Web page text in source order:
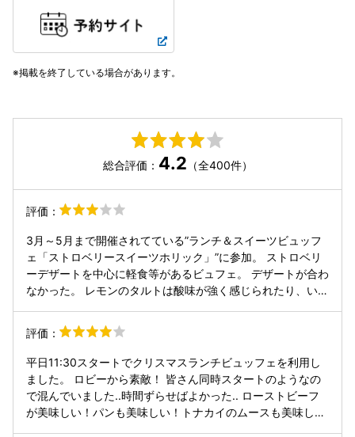
掲載を終了している場合があります。
総合評価： 4.2 （全400件）
評価：
3月～5月まで開催されてている”ランチ＆スイーツビュッフ
ェ「ストロベリースイーツホリック」”に参加。 ストロベリ
ーデザートを中心に軽食等があるビュフェ。 デザートが合わ
なかった。 レモンのタルトは酸味が強く感じられたり、いく
い」という声もあったので個人的に合わなかっただけかと思
う。 しかし、苺ショートケーキのスポンジ生地は、しっとり
感と食感が良かった。またローストビーフも脂部分がほとん
どない肉そのものを感じられる料理で美味しかった。 コーヒ
ーの種類とデザートに生苺があればと感じた。 もう少し〇〇
があればという感が強くちょっと残念だった。
評価：
平日11:30スタートでクリスマスランチビュッフェを利用し
ました。 ロビーから素敵！ 皆さん同時スタートのようなの
で混んでいました..時間ずらせばよかった.. ローストビーフ
が美味しい！パンも美味しい！トナカイのムースも美味し